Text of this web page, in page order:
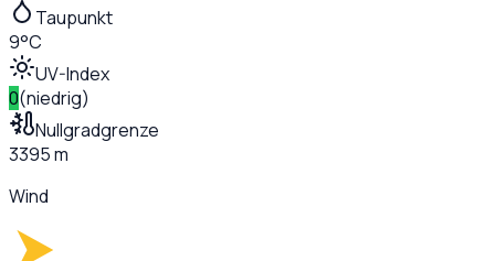
Taupunkt
9°C
UV-Index
0(niedrig)
Nullgradgrenze
3395 m
Wind